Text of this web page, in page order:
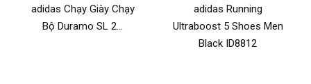
adidas Chạy Giày Chạy
Bộ Duramo SL 2…
adidas Running
Ultraboost 5 Shoes Men
Black ID8812